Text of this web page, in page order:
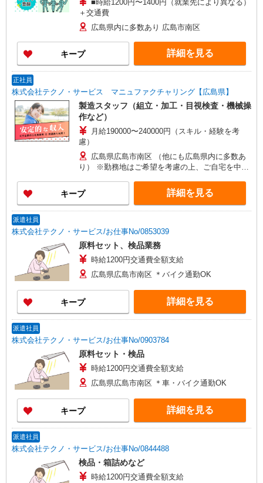
■時給1200円〜1400円（就業先により異なる）
＋交通費
広島県内に多数あり 広島市南区
キープ 詳細を見る
正社員
株式会社テクノ・サービス マニュファクチャリング【広島県】
製造スタッフ（組立・加工・目視検査・機械操
作など）
月給190000〜240000円（スキル・経験を考
慮）
広島県広島市南区 （他にも広島県内に多数あ
り） ※勤務地はご希望を考慮の上、ご自宅を中心
なし）
キープ 詳細を見る
派遣社員
株式会社テクノ・サービス/お仕事No/0853039
原料セット、検品業務
時給1200円交通費全額支給
広島県広島市南区 ＊バイク通勤OK
キープ 詳細を見る
派遣社員
株式会社テクノ・サービス/お仕事No/0903784
原料セット・検品
時給1200円交通費全額支給
広島県広島市南区 ＊車・バイク通勤OK
キープ 詳細を見る
派遣社員
株式会社テクノ・サービス/お仕事No/0844488
検品・箱詰めなど
時給1200円交通費全額支給